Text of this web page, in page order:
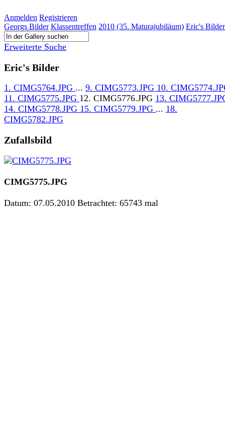
Anmelden Registrieren
Georgs Bilder Klassentreffen 2010 (35. Maturajubiläum) Eric's Bilder
Erweiterte Suche
Eric's Bilder
1. CIMG5764.JPG ... 9. CIMG5773.JPG 10.
11. CIMG5775.JPG 12. CIMG5776.JPG 13.
14. CIMG5778.JPG 15. CIMG5779.JPG ... 18.
CIMG5782.JPG
Zufallsbild
CIMG5775.JPG
Datum: 07.05.2010 Betrachtet: 65743 mal